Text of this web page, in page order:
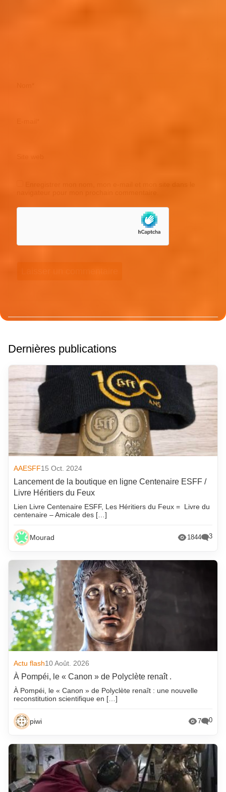
Dernières publications
AAESFF15 Oct. 2024
Lancement de la boutique en ligne Centenaire ESFF /
Livre Héritiers du Feux
Lien Livre Centenaire ESFF, Les Héritiers du Feux = Livre du
centenaire – Amicale des […]
Mourad 1844 3
Actu flash10 Août. 2026
À Pompéi, le « Canon » de Polyclète renaît .
À Pompéi, le « Canon » de Polyclète renaît : une nouvelle
reconstitution scientifique en […]
piwi 7 0